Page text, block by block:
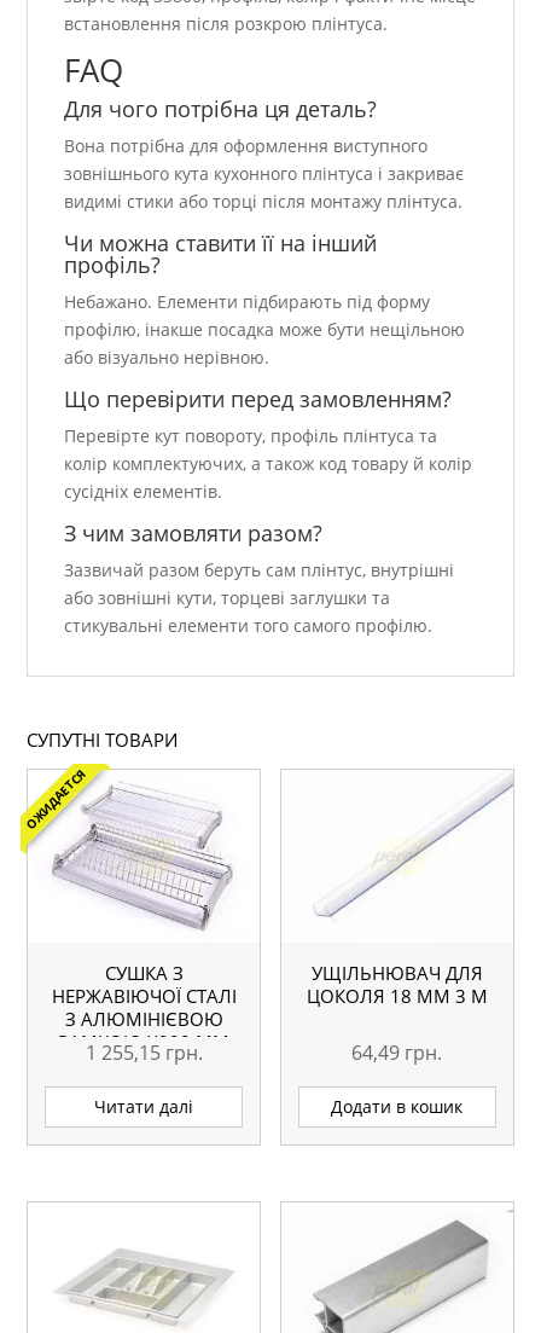
встановлення після розкрою плінтуса.
FAQ
Для чого потрібна ця деталь?
Вона потрібна для оформлення виступного
зовнішнього кута кухонного плінтуса і закриває
видимі стики або торці після монтажу плінтуса.
Чи можна ставити її на інший
профіль?
Небажано. Елементи підбирають під форму
профілю, інакше посадка може бути нещільною
або візуально нерівною.
Що перевірити перед замовленням?
Перевірте кут повороту, профіль плінтуса та
колір комплектуючих, а також код товару й колір
сусідніх елементів.
З чим замовляти разом?
Зазвичай разом беруть сам плінтус, внутрішні
або зовнішні кути, торцеві заглушки та
стикувальні елементи того самого профілю.
СУПУТНІ ТОВАРИ
ОЖИДАЕТСЯ
СУШКА З
НЕРЖАВІЮЧОЇ СТАЛІ
З АЛЮМІНІЄВОЮ
РАМКОЮ Х900 ММ
1 255,15 грн.
Читати далі
УЩІЛЬНЮВАЧ ДЛЯ
ЦОКОЛЯ 18 ММ 3 М
64,49 грн.
Додати в кошик